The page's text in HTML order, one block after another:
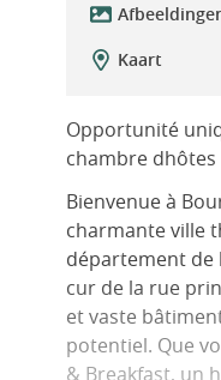
Kaart
Opportunité
chambre
Bienvenue à
charmante ville
département de
cur de la rue
et vaste
potentiel. Que
& Breakfast, un